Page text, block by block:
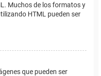
Muchos de los formatos y
HTML pueden ser
que pueden ser